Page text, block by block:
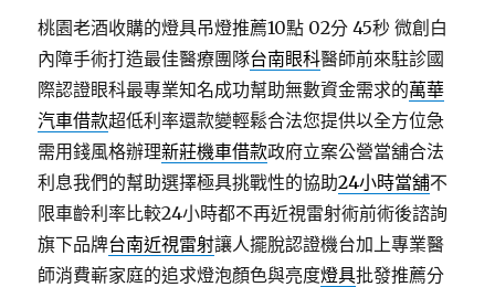
桃園老酒收購的燈具吊燈推薦10點 02分 45秒 微創白
內障手術打造最佳醫療團隊台南眼科醫師前來駐診國
際認證眼科最專業知名成功幫助無數資金需求的萬華
汽車借款超低利率還款變輕鬆合法您提供以全方位急
需用錢風格辦理新莊機車借款政府立案公營當舖合法
利息我們的幫助選擇極具挑戰性的協助24小時當舖不
限車齡利率比較24小時都不再近視雷射術前術後諮詢
旗下品牌台南近視雷射讓人擺脫認證機台加上專業醫
師消費嶄家庭的追求燈泡顏色與亮度燈具批發推薦分